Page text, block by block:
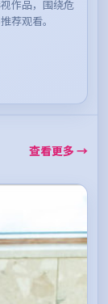
作品，围绕危
荐观看。
查看更多 →